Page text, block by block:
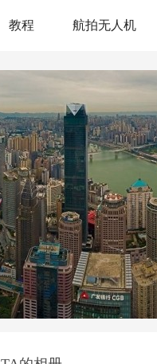
教程 航拍无人机